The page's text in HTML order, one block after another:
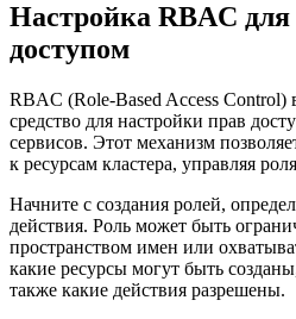
Настройка RBAC
доступом
RBAC (Role-Based Access Control)
средство для настройки прав
сервисов. Этот механизм
к ресурсам кластера, управляя
Начните с создания ролей,
действия. Роль может быть
пространством имен или
какие ресурсы могут быть
также какие действия разрешены.